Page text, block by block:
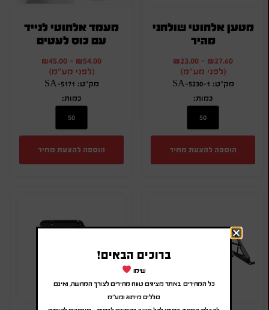
מטען אלחוטי שולחני
מהיר
₪27.60
-
₪23.00
(לפני מע"מ)
מק"ט: SA-5230-1
כמות:
הוספה להצעת מחיר
מעמד אלחוטי לנייד
עם כוס לעטים
₪54.00
-
₪45.00
(לפני מע"מ)
מק"ט: SA-5171
כמות:
הוספה להצעת מחיר
ברוכים הבאים!
שימו
כל המחירים באתר מציגים טווח מחירים לצורך המחשה, ואינם
כוללים מיתוג ומע"מ